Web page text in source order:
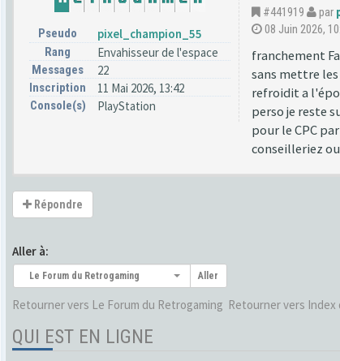
Pseudo pixel_champion_55
Rang Envahisseur de l'espace
Messages 22
Inscription 11 Mai 2026, 13:42
Console(s) PlayStation
#441919 par
08 Juin 2026,
franchement
sans mettre
refroidit a
perso je reste
pour le CPC
conseilleriez
Répondre
Aller à:
Le Forum du Retrogaming Aller
Retourner vers Le Forum du Retrogaming Retourner vers Index
QUI EST EN LIGNE